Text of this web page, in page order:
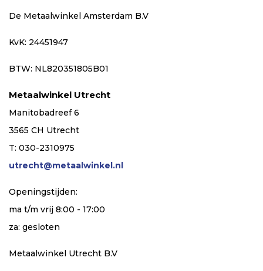
De Metaalwinkel Amsterdam B.V
KvK: 24451947
BTW: NL820351805B01
Metaalwinkel Utrecht
Manitobadreef 6
3565 CH Utrecht
T: 030-2310975
utrecht@metaalwinkel.nl
Openingstijden:
ma t/m vrij 8:00 - 17:00
za: gesloten
Metaalwinkel Utrecht B.V